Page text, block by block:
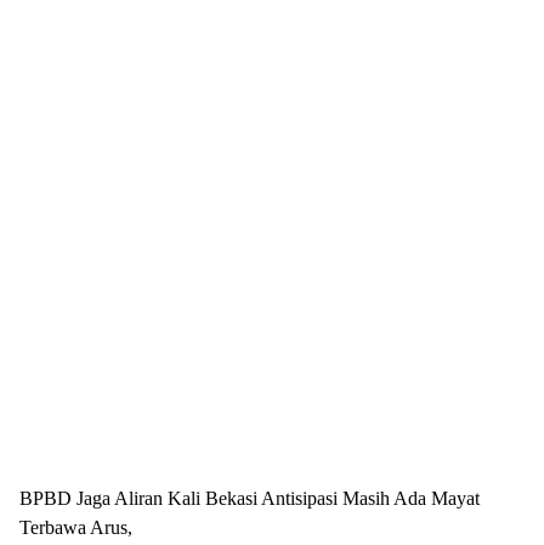
BPBD Jaga Aliran Kali Bekasi Antisipasi Masih Ada Mayat
Terbawa Arus,